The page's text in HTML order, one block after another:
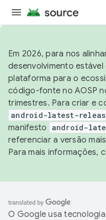
Em 2026, para nos
desenvolvimento
plataforma para o
código-fonte no AOSP
trimestres. Para criar e
android-latest-
manifesto
android-
referenciar a versão
Para mais informações,
O Google usa